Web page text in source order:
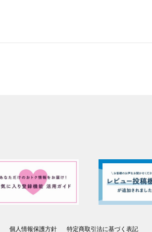
個人情報保護方針 特定商取引法に基づく表記